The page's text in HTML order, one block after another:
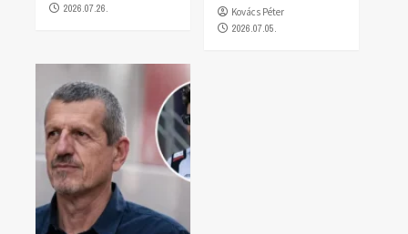
2026.07.26.
Kovács Péter
2026.07.05.